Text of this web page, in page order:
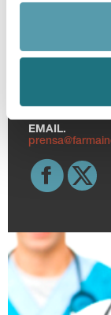
915 159 350
EMAIL.